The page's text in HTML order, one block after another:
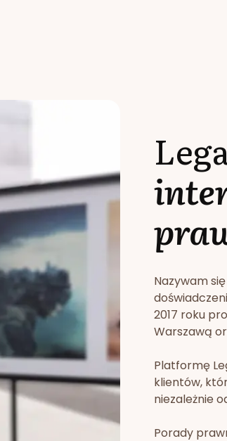
Nazywam
2017 roku
Warszawą
Platformę
klientów,
niezależnie
Porady